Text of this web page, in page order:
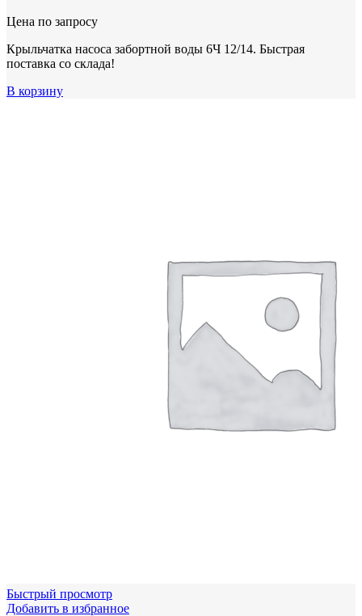
Цена по запросу
Крыльчатка насоса забортной воды 6Ч 12/14. Быстрая
поставка со склада!
В корзину
Быстрый просмотр
Добавить в избранное